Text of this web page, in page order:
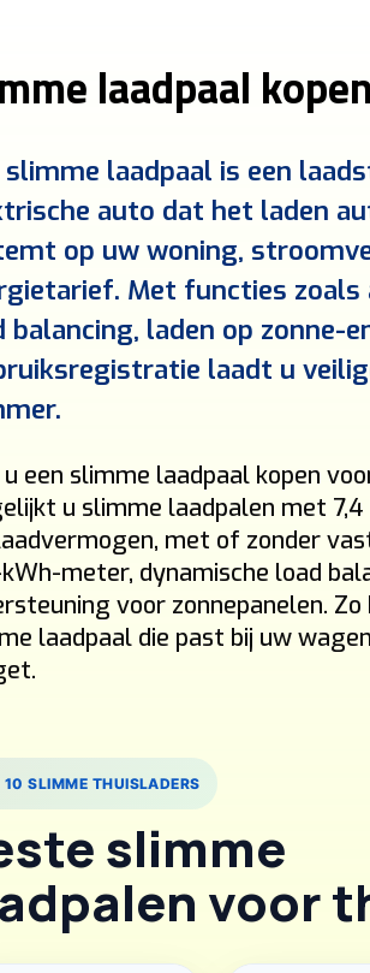
laadpaal kopen
slimme laadpaal is een
auto dat het laden
op uw woning,
Met functies zoals
balancing, laden op zonne-
laadt u
een slimme laadpaal kopen
u slimme laadpalen met 7,4
met of zonder
meter, dynamische load
voor zonnepanelen.
laadpaal die past bij uw
10 SLIMME THUISLADERS
slimme
voor